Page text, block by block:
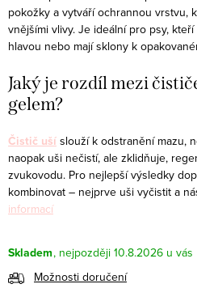
pokožky a vytváří ochrannou vrstvu,
vnějšími vlivy. Je ideální pro psy,
hlavou nebo mají sklony k
Jaký je rozdíl mezi
gelem?
Čistič uší slouží k odstranění mazu,
naopak uši nečistí, ale zklidňuje,
zvukovodu. Pro nejlepší výsledky
kombinovat – nejprve uši vyčistit a
informací
Skladem
10.8.2026
Možnosti doručení